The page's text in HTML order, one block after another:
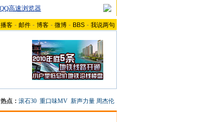
QQ高速浏览器
播客 - 邮件 - 博客 - 微博 - BBS - 我说两句
热点： 滚石30 重口味MV 新声力量 周杰伦